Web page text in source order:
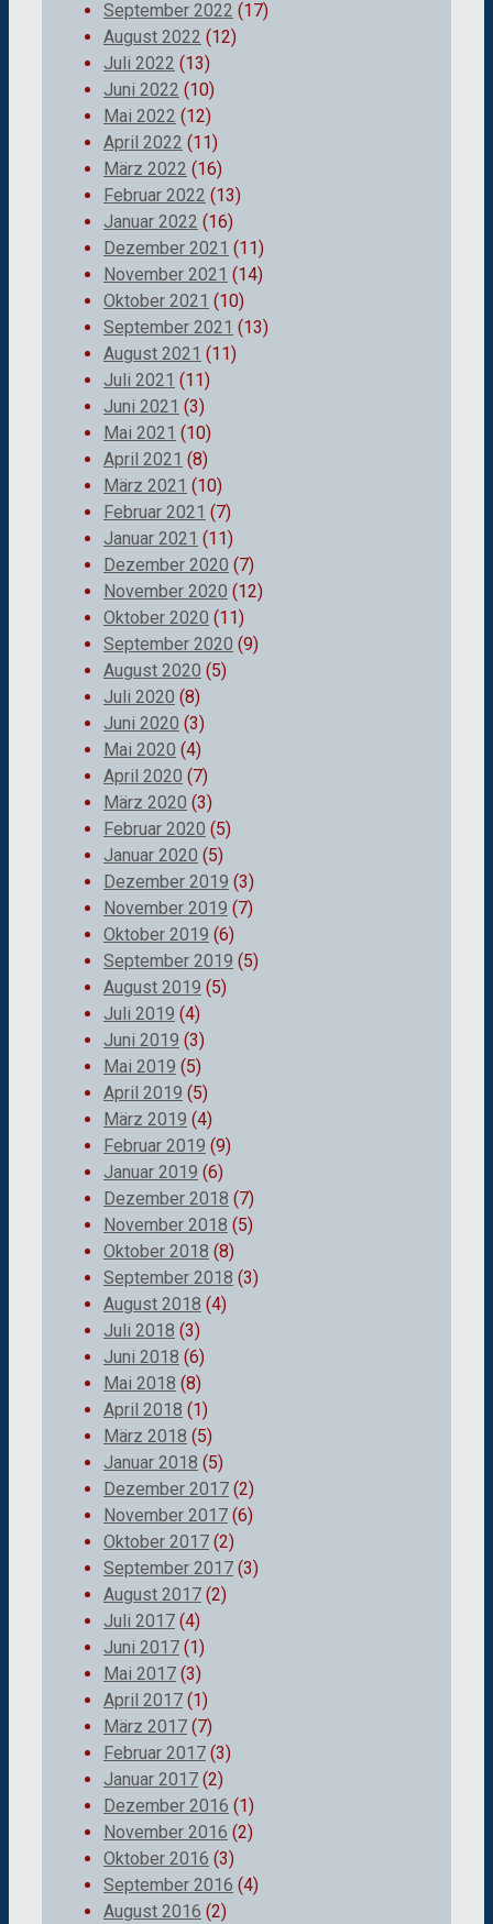
September 2022 (17)
August 2022 (12)
Juli 2022 (13)
Juni 2022 (10)
Mai 2022 (12)
April 2022 (11)
März 2022 (16)
Februar 2022 (13)
Januar 2022 (16)
Dezember 2021 (11)
November 2021 (14)
Oktober 2021 (10)
September 2021 (13)
August 2021 (11)
Juli 2021 (11)
Juni 2021 (3)
Mai 2021 (10)
April 2021 (8)
März 2021 (10)
Februar 2021 (7)
Januar 2021 (11)
Dezember 2020 (7)
November 2020 (12)
Oktober 2020 (11)
September 2020 (9)
August 2020 (5)
Juli 2020 (8)
Juni 2020 (3)
Mai 2020 (4)
April 2020 (7)
März 2020 (3)
Februar 2020 (5)
Januar 2020 (5)
Dezember 2019 (3)
November 2019 (7)
Oktober 2019 (6)
September 2019 (5)
August 2019 (5)
Juli 2019 (4)
Juni 2019 (3)
Mai 2019 (5)
April 2019 (5)
März 2019 (4)
Februar 2019 (9)
Januar 2019 (6)
Dezember 2018 (7)
November 2018 (5)
Oktober 2018 (8)
September 2018 (3)
August 2018 (4)
Juli 2018 (3)
Juni 2018 (6)
Mai 2018 (8)
April 2018 (1)
März 2018 (5)
Januar 2018 (5)
Dezember 2017 (2)
November 2017 (6)
Oktober 2017 (2)
September 2017 (3)
August 2017 (2)
Juli 2017 (4)
Juni 2017 (1)
Mai 2017 (3)
April 2017 (1)
März 2017 (7)
Februar 2017 (3)
Januar 2017 (2)
Dezember 2016 (1)
November 2016 (2)
Oktober 2016 (3)
September 2016 (4)
August 2016 (2)